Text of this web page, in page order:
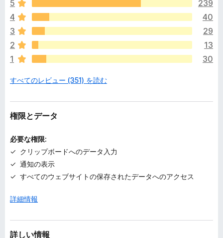
評
価
さ
れ
て
い
せ
5
239
4
40
3
29
2
13
1
30
すべてのレビュー (351) を読む
権限とデータ
必要な権限:
クリップボードへのデータ入力
通知の表示
すべてのウェブサイトの保存されたデータへのアクセス
詳細情報
詳しい情報